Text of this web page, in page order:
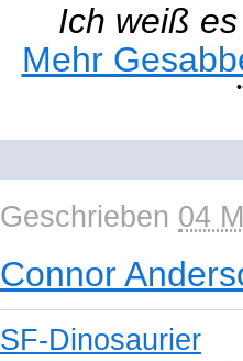
Ich weiß
Mehr
Geschrieben 04
Connor
SF-Dinosaurier